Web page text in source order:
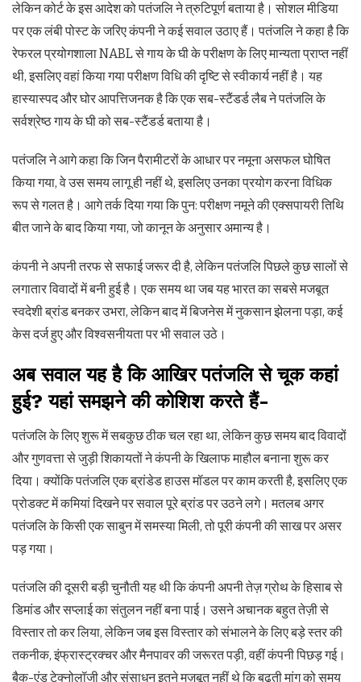
लेकिन कोर्ट के इस आदेश को पतंजलि ने त्रुटिपूर्ण बताया है। सोशल मीडिया
पर एक लंबी पोस्ट के जरिए कंपनी ने कई सवाल उठाए हैं। पतंजलि ने कहा है कि
रेफरल प्रयोगशाला NABL से गाय के घी के परीक्षण के लिए मान्यता प्राप्त नहीं
थी, इसलिए वहां किया गया परीक्षण विधि की दृष्टि से स्वीकार्य नहीं है। यह
हास्यास्पद और घोर आपत्तिजनक है कि एक सब-स्टैंडर्ड लैब ने पतंजलि के
सर्वश्रेष्ठ गाय के घी को सब-स्टैंडर्ड बताया है।
पतंजलि ने आगे कहा कि जिन पैरामीटरों के आधार पर नमूना असफल घोषित
किया गया, वे उस समय लागू ही नहीं थे, इसलिए उनका प्रयोग करना विधिक
रूप से गलत है। आगे तर्क दिया गया कि पुन: परीक्षण नमूने की एक्सपायरी तिथि
बीत जाने के बाद किया गया, जो कानून के अनुसार अमान्य है।
कंपनी ने अपनी तरफ से सफाई जरूर दी है, लेकिन पतंजलि पिछले कुछ सालों से
लगातार विवादों में बनी हुई है। एक समय था जब यह भारत का सबसे मजबूत
स्वदेशी ब्रांड बनकर उभरा, लेकिन बाद में बिजनेस में नुकसान झेलना पड़ा, कई
केस दर्ज हुए और विश्वसनीयता पर भी सवाल उठे।
अब सवाल यह है कि आखिर पतंजलि से चूक कहां
हुई? यहां समझने की कोशिश करते हैं-
पतंजलि के लिए शुरू में सबकुछ ठीक चल रहा था, लेकिन कुछ समय बाद विवादों
और गुणवत्ता से जुड़ी शिकायतों ने कंपनी के खिलाफ माहौल बनाना शुरू कर
दिया। क्योंकि पतंजलि एक ब्रांडेड हाउस मॉडल पर काम करती है, इसलिए एक
प्रोडक्ट में कमियां दिखने पर सवाल पूरे ब्रांड पर उठने लगे। मतलब अगर
पतंजलि के किसी एक साबुन में समस्या मिली, तो पूरी कंपनी की साख पर असर
पड़ गया।
पतंजलि की दूसरी बड़ी चुनौती यह थी कि कंपनी अपनी तेज़ ग्रोथ के हिसाब से
डिमांड और सप्लाई का संतुलन नहीं बना पाई। उसने अचानक बहुत तेज़ी से
विस्तार तो कर लिया, लेकिन जब इस विस्तार को संभालने के लिए बड़े स्तर की
तकनीक, इंफ्रास्ट्रक्चर और मैनपावर की जरूरत पड़ी, वहीं कंपनी पिछड़ गई।
बैक-एंड टेक्नोलॉजी और संसाधन इतने मज़बूत नहीं थे कि बढ़ती मांग को समय